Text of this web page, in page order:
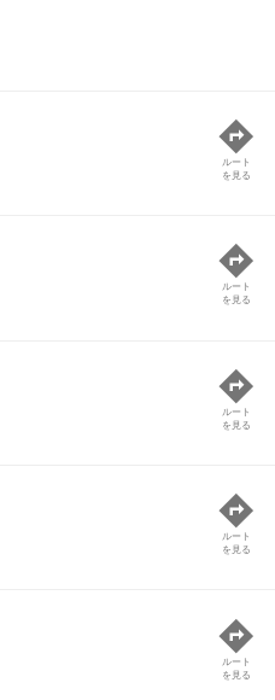
ルート
を見る
ルート
を見る
ルート
を見る
ルート
を見る
ルート
を見る